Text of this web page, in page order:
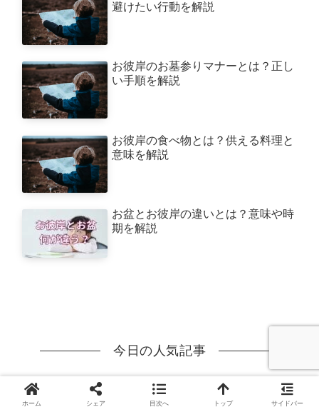
避けたい行動を解説
お彼岸のお墓参りマナーとは？正し
い手順を解説
お彼岸の食べ物とは？供える料理と
意味を解説
お盆とお彼岸の違いとは？意味や時
期を解説
今日の人気記事
お彼岸の中日とは？意味と由来をわ
かりやすく解説
ホーム シェア 目次へ トップ サイドバー